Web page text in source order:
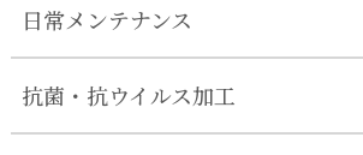
日常メンテナンス
抗菌・抗ウイルス加工